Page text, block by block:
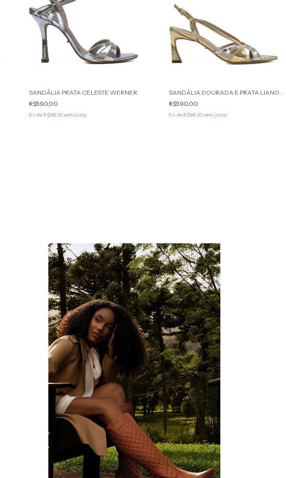
SANDÁLIA PRATA CELESTE WERNER
R$590,00
6x de R$98,33 sem juros
R$590,00
6x de R$98,33 sem juros